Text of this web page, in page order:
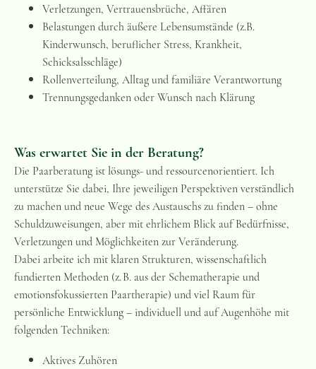
Verletzungen, Vertrauensbrüche, Affären
Belastungen durch äußere Lebensumstände (z.B.
Kinderwunsch, beruflicher Stress, Krankheit,
Schicksalsschläge)
Rollenverteilung, Alltag und familiäre Verantwortung
Trennungsgedanken oder Wunsch nach Klärung
Was erwartet Sie in der Beratung?
Die Paarberatung ist lösungs- und ressourcenorientiert. Ich
unterstütze Sie dabei, Ihre jeweiligen Perspektiven verständlich
zu machen und neue Wege des Austauschs zu finden – ohne
Schuldzuweisungen, aber mit ehrlichem Blick auf Bedürfnisse,
Verletzungen und Möglichkeiten zur Veränderung.
Dabei arbeite ich mit klaren Strukturen, wissenschaftlich
fundierten Methoden (z. B. aus der Schematherapie und
emotionsfokussierten Paartherapie) und viel Raum für
persönliche Entwicklung – individuell und auf Augenhöhe mit
folgenden Techniken:
Aktives Zuhören